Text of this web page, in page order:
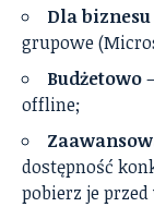
Dla biznesu
grupowe
Budżetowo
offline;
dostępność
pobierz je